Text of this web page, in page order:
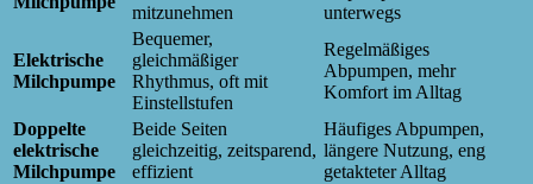
mitzunehmen
unterwegs
Elektrische
Milchpumpe
Bequemer,
gleichmäßiger
Rhythmus, oft mit
Einstellstufen
Regelmäßiges
Abpumpen, mehr
Komfort im Alltag
Doppelte
elektrische
Milchpumpe
Beide Seiten
gleichzeitig, zeitsparend,
effizient
Häufiges Abpumpen,
längere Nutzung, eng
getakteter Alltag